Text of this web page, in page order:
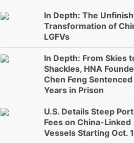
In Depth: The
Transformation of
LGFVs
In Depth: From Skies
Shackles, HNA
Chen Feng
Years in Prison
U.S. Details Steep Port
Fees on China-Linked
Vessels Starting Oct.